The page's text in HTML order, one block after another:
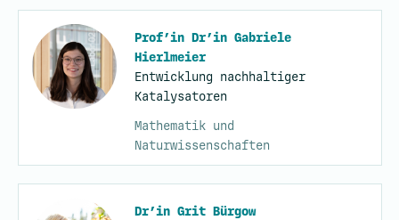
Prof’in Dr’in Gabriele
Hierlmeier
Entwicklung nachhaltiger
Katalysatoren
Mathematik und
Naturwissenschaften
Dr’in Grit Bürgow